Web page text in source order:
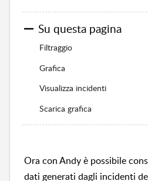
Su questa pagina
Filtraggio
Grafica
Visualizza incidenti
Scarica grafica
Ora con Andy è possibile
dati generati dagli incidenti